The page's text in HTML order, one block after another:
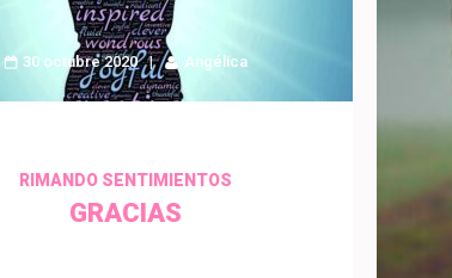
30 octubre 2020 Angélica
RIMANDO SENTIMIENTOS
GRACIAS